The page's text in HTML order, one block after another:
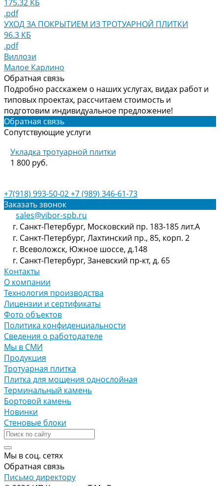
175.32 КБ
.pdf
УХОД ЗА ПОКРЫТИЕМ ИЗ ТРОТУАРНОЙ ПЛИТКИ
96.3 КБ
.pdf
Виллози
Малое Карлино
Обратная связь
Подробно расскажем о наших услугах, видах работ и
типовых проектах, рассчитаем стоимость и
подготовим индивидуальное предложение!
Обратная связь
Сопутствующие услуги
Укладка тротуарной плитки
1 800 руб.
+7(918) 993-50-02+7 (989) 346-61-73
Заказать звонок
sales@vibor-spb.ru
г. Санкт-Петербург, Московский пр. 183-185 лит.А
г. Санкт-Петербург, Лахтинский пр., 85, корп. 2
г. Всеволожск, Южное шоссе, д.148
г. Санкт-Петербург, Заневский пр-кт, д. 65
Контакты
О компании
Технология производства
Лицензии и сертификаты
Фото объектов
Политика конфиденциальности
Сведения о работодателе
Мы в СМИ
Продукция
Тротуарная плитка
Плитка для мощения однослойная
Терминальный камень
Бортовой камень
Новинки
Стеновые блоки
Мы в соц. сетях
Обратная связь
Письмо директору